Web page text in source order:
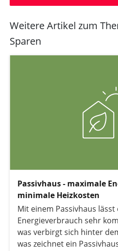
Weitere Artikel zum
Sparen
Passivhaus - maximale
minimale Heizkosten
Mit einem Passivhaus
Energieverbrauch sehr
was verbirgt sich hinter
was zeichnet ein